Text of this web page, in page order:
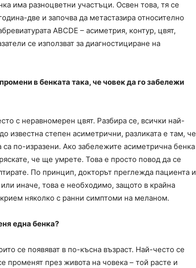
има разноцветни участъци. Освен това, тя се
две и започва да метастазира относително
ABCDE – асиметрия, контур, цвят,
се използват за диагностициране на
в бенката така, че човек да го забележи
с неравномерен цвят. Разбира се, всички най-
известна степен асиметрични, разликата е там, че
по-изразени. Ако забележите асиметрична бенка
че ще умрете. Това е просто повод да се
По принцип, докторът преглежда пациента и
иначе, това е необходимо, защото в крайна
няколко с ранни симптоми на меланом.
една бенка?
се появяват в по-късна възраст. Най-често се
променят през живота на човека – той расте и